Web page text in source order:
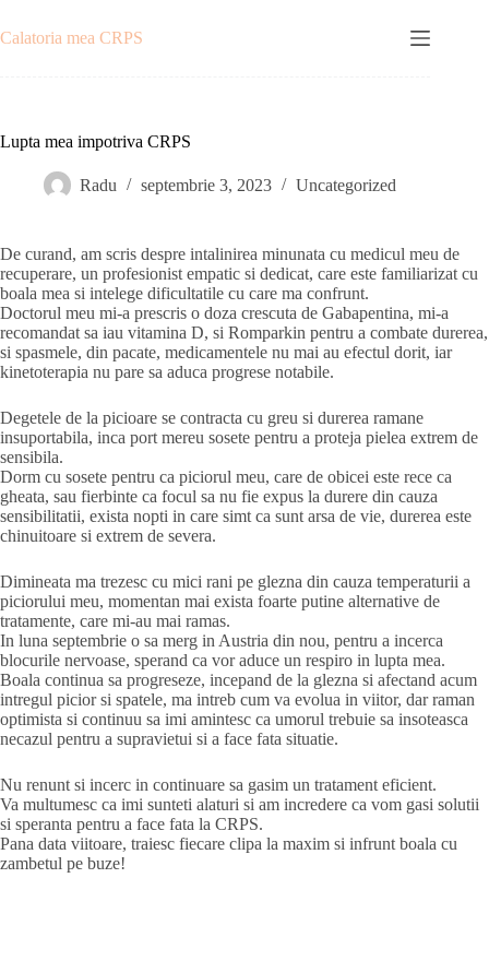
la
conținut
Calatoria mea CRPS
Lupta mea impotriva CRPS
Radu septembrie 3, 2023 Uncategorized
De curand, am scris despre intalinirea minunata cu medicul meu de
recuperare, un profesionist empatic si dedicat, care este familiarizat cu
boala mea si intelege dificultatile cu care ma confrunt.
Doctorul meu mi-a prescris o doza crescuta de Gabapentina, mi-a
recomandat sa iau vitamina D, si Romparkin pentru a combate durerea,
si spasmele, din pacate, medicamentele nu mai au efectul dorit, iar
kinetoterapia nu pare sa aduca progrese notabile.
Degetele de la picioare se contracta cu greu si durerea ramane
insuportabila, inca port mereu sosete pentru a proteja pielea extrem de
sensibila.
Dorm cu sosete pentru ca piciorul meu, care de obicei este rece ca
gheata, sau fierbinte ca focul sa nu fie expus la durere din cauza
sensibilitatii, exista nopti in care simt ca sunt arsa de vie, durerea este
chinuitoare si extrem de severa.
Dimineata ma trezesc cu mici rani pe glezna din cauza temperaturii a
piciorului meu, momentan mai exista foarte putine alternative de
tratamente, care mi-au mai ramas.
In luna septembrie o sa merg in Austria din nou, pentru a incerca
blocurile nervoase, sperand ca vor aduce un respiro in lupta mea.
Boala continua sa progreseze, incepand de la glezna si afectand acum
intregul picior si spatele, ma intreb cum va evolua in viitor, dar raman
optimista si continuu sa imi amintesc ca umorul trebuie sa insoteasca
necazul pentru a supravietui si a face fata situatie.
Nu renunt si incerc in continuare sa gasim un tratament eficient.
Va multumesc ca imi sunteti alaturi si am incredere ca vom gasi solutii
si speranta pentru a face fata la CRPS.
Pana data viitoare, traiesc fiecare clipa la maxim si infrunt boala cu
zambetul pe buze!